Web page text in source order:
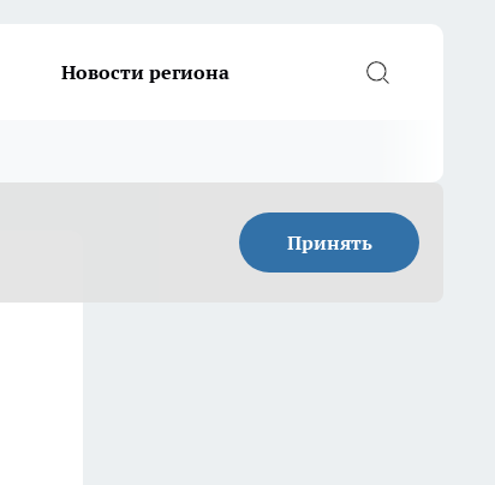
Новости региона
Принять